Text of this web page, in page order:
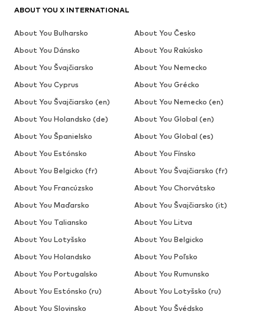
ABOUT YOU X INTERNATIONAL
About You Bulharsko
About You Česko
About You Dánsko
About You Rakúsko
About You Švajčiarsko
About You Nemecko
About You Cyprus
About You Grécko
About You Švajčiarsko (en)
About You Nemecko (en)
About You Holandsko (de)
About You Global (en)
About You Španielsko
About You Global (es)
About You Estónsko
About You Fínsko
About You Belgicko (fr)
About You Švajčiarsko (fr)
About You Francúzsko
About You Chorvátsko
About You Maďarsko
About You Švajčiarsko (it)
About You Taliansko
About You Litva
About You Lotyšsko
About You Belgicko
About You Holandsko
About You Poľsko
About You Portugalsko
About You Rumunsko
About You Estónsko (ru)
About You Lotyšsko (ru)
About You Slovinsko
About You Švédsko